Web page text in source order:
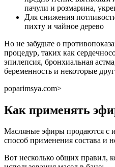
пачули и розмарина,
Для снижения
пихту и чайное дерево
Но не забудьте о
процедур, таких как
эпилепсия, бронхиальная
беременность и некоторые
poparimsya.com⁫>
Как применять
Масляные эфиры продаются с
способ применения состава и
Вот несколько общих правил,